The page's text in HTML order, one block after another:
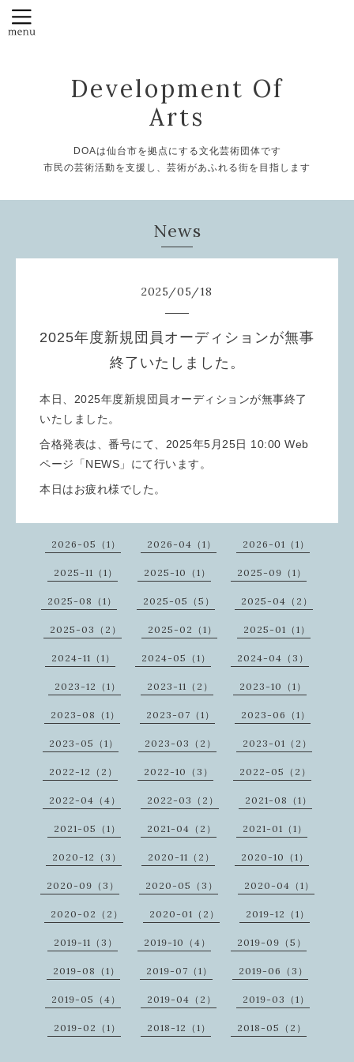
Development Of
Arts
DOAは仙台市を拠点にする文化芸術団体です
市民の芸術活動を支援し、芸術があふれる街を目指します
News
2025/05/18
2025年度新規団員オーディションが無事
終了いたしました。
本日、2025年度新規団員オーディションが無事終了
いたしました。
合格発表は、番号にて、2025年5 月 25日 10:00 Web
ページ「NEWS」にて行います。
本日はお疲れ様でした。
2026-05（1） 2026-04（1） 2026-01（1）
2025-11（1） 2025-10（1） 2025-09（1）
2025-08（1） 2025-05（5） 2025-04（2）
2025-03（2） 2025-02（1） 2025-01（1）
2024-11（1） 2024-05（1） 2024-04（3）
2023-12（1） 2023-11（2） 2023-10（1）
2023-08（1） 2023-07（1） 2023-06（1）
2023-05（1） 2023-03（2） 2023-01（2）
2022-12（2） 2022-10（3） 2022-05（2）
2022-04（4） 2022-03（2） 2021-08（1）
2021-05（1） 2021-04（2） 2021-01（1）
2020-12（3） 2020-11（2） 2020-10（1）
2020-09（3） 2020-05（3） 2020-04（1）
2020-02（2） 2020-01（2） 2019-12（1）
2019-11（3） 2019-10（4） 2019-09（5）
2019-08（1） 2019-07（1） 2019-06（3）
2019-05（4） 2019-04（2） 2019-03（1）
2019-02（1） 2018-12（1） 2018-05（2）